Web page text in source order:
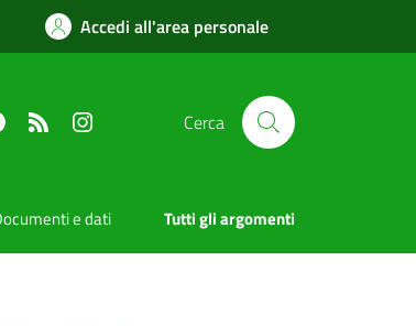
Accedi all'area personale
TelegramRSS Cerca
e dati Tutti gli argomenti